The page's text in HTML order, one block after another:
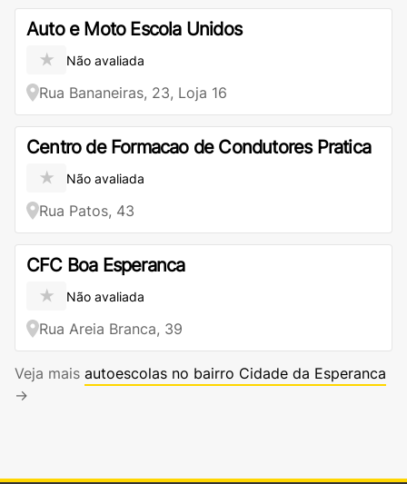
Auto e Moto Escola Unidos
★ Não avaliada
Rua Bananeiras, 23, Loja 16
Centro de Formacao de Condutores Pratica
★ Não avaliada
Rua Patos, 43
CFC Boa Esperanca
★ Não avaliada
Rua Areia Branca, 39
Veja mais autoescolas no bairro Cidade da Esperanca
→